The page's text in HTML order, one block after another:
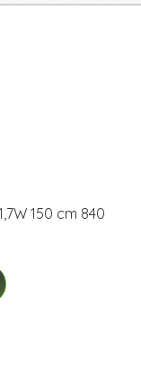
150 cm 840